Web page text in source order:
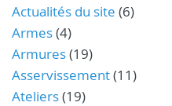
Actualités du site (6)
Armes(4)
Armures(19)
Asservissement(11)
Ateliers(19)